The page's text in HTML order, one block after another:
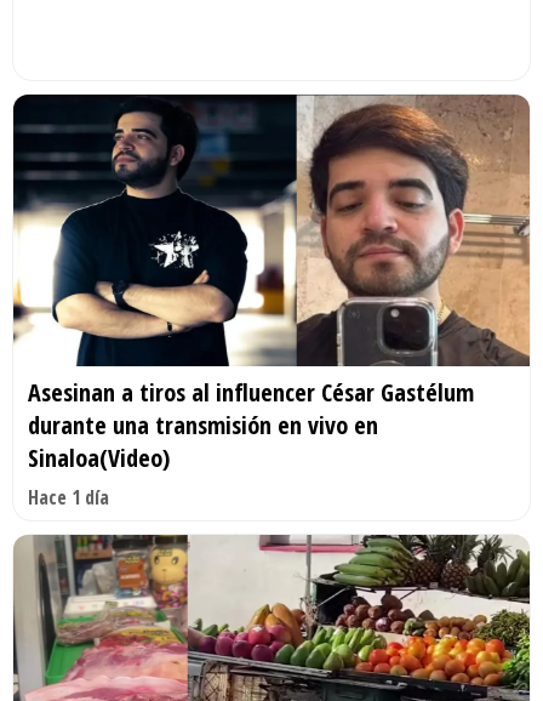
Asesinan a tiros al influencer César Gastélum
durante una transmisión en vivo en
Sinaloa(Video)
Hace 1 día